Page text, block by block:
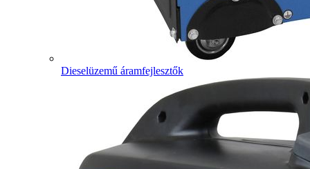
Dieselüzemű áramfejlesztők